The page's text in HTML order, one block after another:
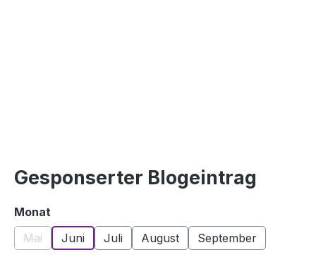
Gesponserter Blogeintrag
Monat
Mai
(Diese Option ist zurzeit nicht verfügbar.)
Juni Juli August September